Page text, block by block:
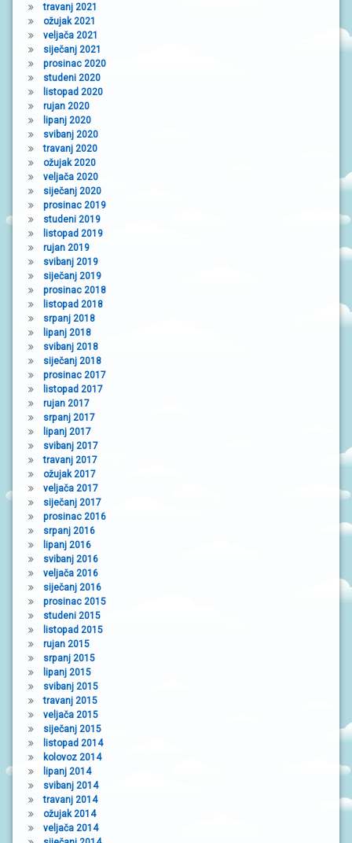
travanj 2021
ožujak 2021
veljača 2021
siječanj 2021
prosinac 2020
studeni 2020
listopad 2020
rujan 2020
lipanj 2020
svibanj 2020
travanj 2020
ožujak 2020
veljača 2020
siječanj 2020
prosinac 2019
studeni 2019
listopad 2019
rujan 2019
svibanj 2019
siječanj 2019
prosinac 2018
listopad 2018
srpanj 2018
lipanj 2018
svibanj 2018
siječanj 2018
prosinac 2017
listopad 2017
rujan 2017
srpanj 2017
lipanj 2017
svibanj 2017
travanj 2017
ožujak 2017
veljača 2017
siječanj 2017
prosinac 2016
srpanj 2016
lipanj 2016
svibanj 2016
veljača 2016
siječanj 2016
prosinac 2015
studeni 2015
listopad 2015
rujan 2015
srpanj 2015
lipanj 2015
svibanj 2015
travanj 2015
veljača 2015
siječanj 2015
listopad 2014
kolovoz 2014
lipanj 2014
svibanj 2014
travanj 2014
ožujak 2014
veljača 2014